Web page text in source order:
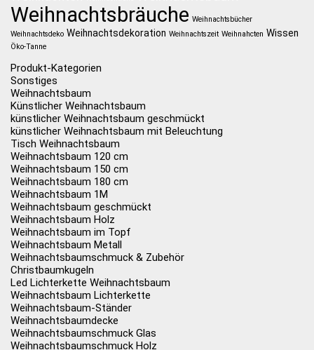
Weihnachtsbräuche Weihnachtsbücher
Weihnachtsdeko Weihnachtsdekoration Weihnachtszeit Weihnahcten Wissen
Öko-Tanne
Produkt-Kategorien
Sonstiges
Weihnachtsbaum
Künstlicher Weihnachtsbaum
künstlicher Weihnachtsbaum geschmückt
künstlicher Weihnachtsbaum mit Beleuchtung
Tisch Weihnachtsbaum
Weihnachtsbaum 120 cm
Weihnachtsbaum 150 cm
Weihnachtsbaum 180 cm
Weihnachtsbaum 1M
Weihnachtsbaum geschmückt
Weihnachtsbaum Holz
Weihnachtsbaum im Topf
Weihnachtsbaum Metall
Weihnachtsbaumschmuck & Zubehör
Christbaumkugeln
Led Lichterkette Weihnachtsbaum
Weihnachtsbaum Lichterkette
Weihnachtsbaum-Ständer
Weihnachtsbaumdecke
Weihnachtsbaumschmuck Glas
Weihnachtsbaumschmuck Holz